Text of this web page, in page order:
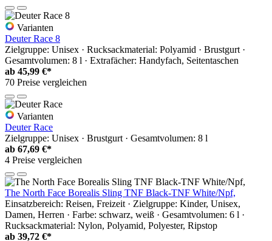
Varianten
Deuter Race 8
Zielgruppe: Unisex · Rucksackmaterial: Polyamid · Brustgurt ·
Gesamtvolumen: 8 l · Extrafächer: Handyfach, Seitentaschen
ab 45,99 €*
70 Preise vergleichen
Varianten
Deuter Race
Zielgruppe: Unisex · Brustgurt · Gesamtvolumen: 8 l
ab 67,69 €*
4 Preise vergleichen
The North Face Borealis Sling TNF Black-TNF White/Npf,
Einsatzbereich: Reisen, Freizeit · Zielgruppe: Kinder, Unisex,
Damen, Herren · Farbe: schwarz, weiß · Gesamtvolumen: 6 l ·
Rucksackmaterial: Nylon, Polyamid, Polyester, Ripstop
ab 39,72 €*